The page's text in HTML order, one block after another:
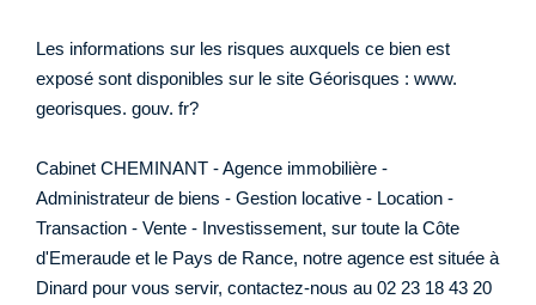
Les informations sur les risques auxquels ce bien est
exposé sont disponibles sur le site Géorisques : www.
georisques. gouv. fr?
Cabinet CHEMINANT - Agence immobilière -
Administrateur de biens - Gestion locative - Location -
Transaction - Vente - Investissement, sur toute la Côte
d'Emeraude et le Pays de Rance, notre agence est située à
Dinard pour vous servir, contactez-nous au 02 23 18 43 20